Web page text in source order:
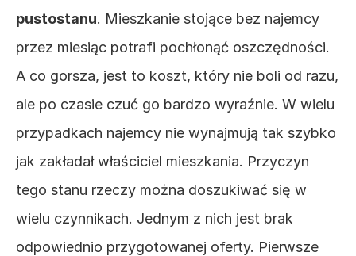
pustostanu. Mieszkanie stojące bez najemcy
przez miesiąc potrafi pochłonąć oszczędności.
A co gorsza, jest to koszt, który nie boli od razu,
ale po czasie czuć go bardzo wyraźnie. W wielu
przypadkach najemcy nie wynajmują tak szybko
jak zakładał właściciel mieszkania. Przyczyn
tego stanu rzeczy można doszukiwać się w
wielu czynnikach. Jednym z nich jest brak
odpowiednio przygotowanej oferty. Pierwsze